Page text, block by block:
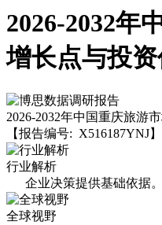
2026-2032年
增长点与投
2026-2032年中国重庆旅游
【报告编号: X516187YNJ】
行业解析
企业决策提供基础依据。
全球视野